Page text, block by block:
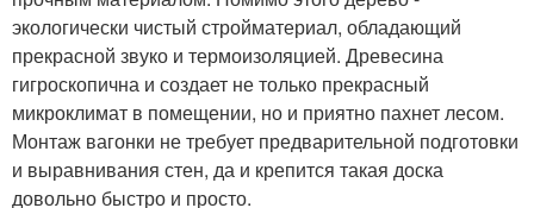
экологически чистый стройматериал, обладающий
прекрасной звуко и термоизоляцией. Древесина
гигроскопична и создает не только прекрасный
микроклимат в помещении, но и приятно пахнет лесом.
Монтаж вагонки не требует предварительной подготовки
и выравнивания стен, да и крепится такая доска
довольно быстро и просто.